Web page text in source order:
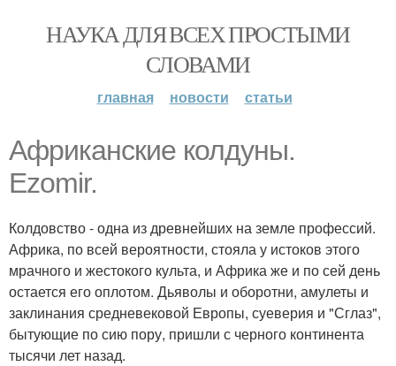
НАУКА ДЛЯ ВСЕХ ПРОСТЫМИ
СЛОВАМИ
главная новости статьи
Африканские колдуны.
Ezomir.
Колдовство - одна из древнейших на земле профессий.
Африка, по всей вероятности, стояла у истоков этого
мрачного и жестокого культа, и Африка же и по сей день
остается его оплотом. Дьяволы и оборотни, амулеты и
заклинания средневековой Европы, суеверия и "Сглаз",
бытующие по сию пору, пришли с черного континента
тысячи лет назад.